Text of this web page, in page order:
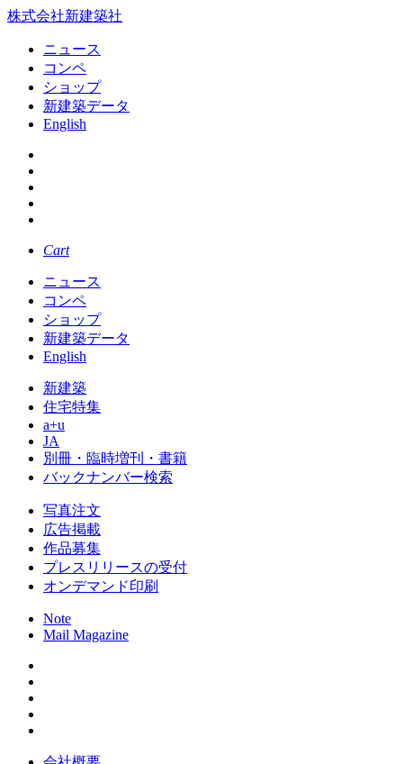
株式会社新建築社
ニュース
コンペ
ショップ
新建築データ
English
Cart
ニュース
コンペ
ショップ
新建築データ
English
新建築
住宅特集
a+u
JA
別冊・臨時増刊・書籍
バックナンバー検索
写真注文
広告掲載
作品募集
プレスリリースの受付
オンデマンド印刷
Note
Mail Magazine